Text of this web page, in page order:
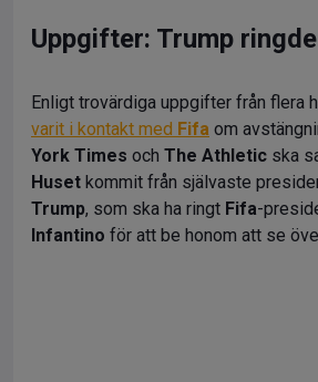
Uppgifter: Trump
Enligt trovärdiga uppgifter från flera
varit i kontakt med Fifa om
York Times och The Athletic ska
Huset kommit från självaste
Trump, som ska ha ringt Fifa-
Infantino för att be honom att se